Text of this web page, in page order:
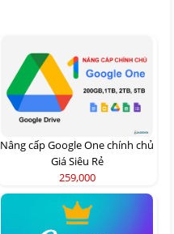
Nâng cấp Google One chính chủ
Giá Siêu Rẻ
259,000